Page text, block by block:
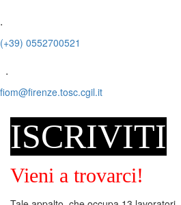
.
(+39) 0552700521
.
fiom@firenze.tosc.cgil.it
ISCRIVITI
Vieni a trovarci!